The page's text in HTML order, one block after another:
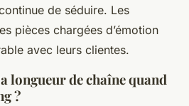
de séduire. Les
pièces chargées d’émotion
avec leurs clientes.
longueur de chaîne quand
?